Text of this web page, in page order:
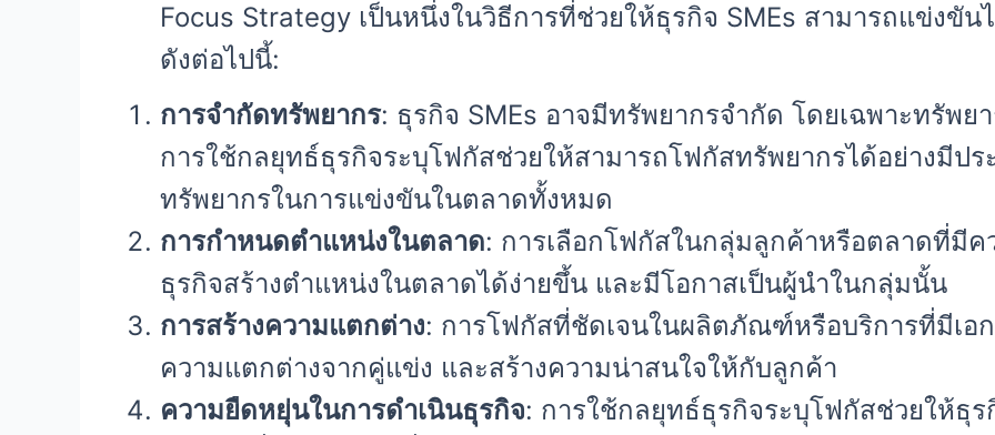
Focus Strategy เป็นหนึ่งในวิธีการที่ช่วยให้ธุรกิจ SMEs สามารถแข่งขัน
ดังต่อไปนี้:
การจำกัดทรัพยากร: ธุรกิจ SMEs อาจมีทรัพยากรจำกัด โดยเฉพาะทรัพ
การใช้กลยุทธ์ธุรกิจระบุโฟกัสช่วยให้สามารถโฟกัสทรัพยากรได้อย่างมีป
ทรัพยากรในการแข่งขันในตลาดทั้งหมด
การกำหนดตำแหน่งในตลาด: การเลือกโฟกัสในกลุ่มลูกค้าหรือตลาดที่มีค
ธุรกิจสร้างตำแหน่งในตลาดได้ง่ายขึ้น และมีโอกาสเป็นผู้นำในกลุ่มนั้น
การสร้างความแตกต่าง: การโฟกัสที่ชัดเจนในผลิตภัณฑ์หรือบริการที่มีเอ
ความแตกต่างจากคู่แข่ง และสร้างความน่าสนใจให้กับลูกค้า
ความยืดหยุ่นในการดำเนินธุรกิจ: การใช้กลยุทธ์ธุรกิจระบุโฟกัสช่วยให้ธุ